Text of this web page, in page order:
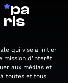
*pa
ris
qui vise à initier
mission d'intérêt
aux médias et
toutes et tous.